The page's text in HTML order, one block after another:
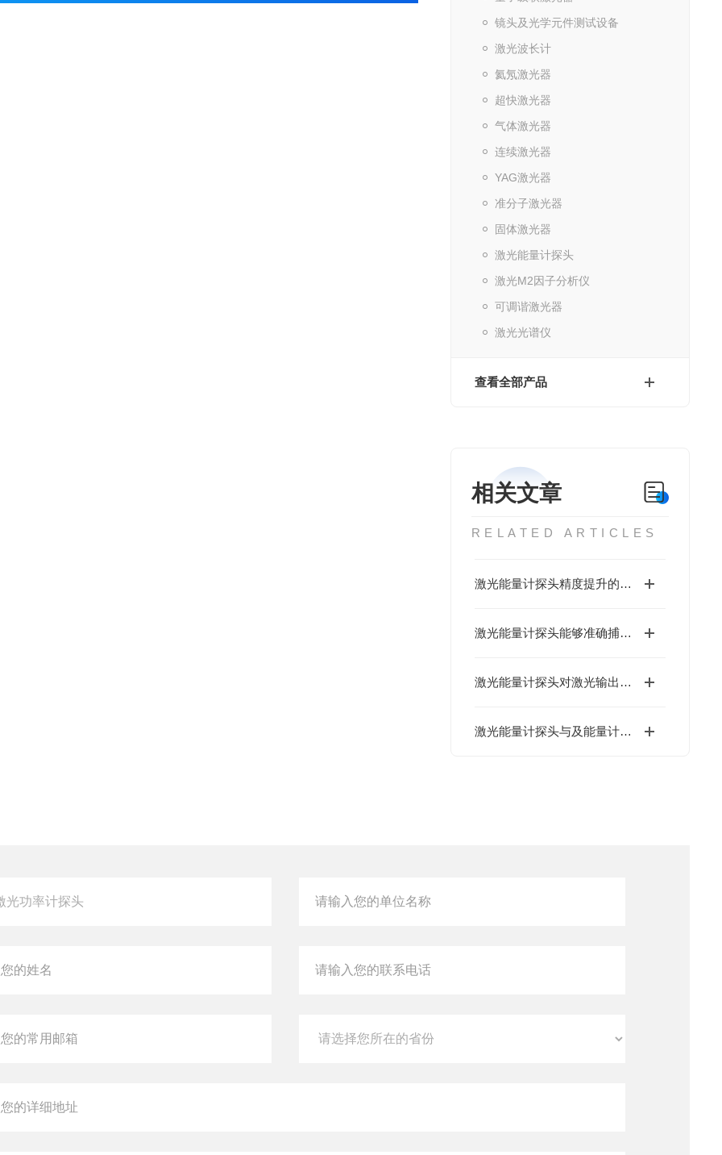
镜头及光学元件测试设备
激光波长计
氦氖激光器
超快激光器
气体激光器
连续激光器
YAG激光器
准分子激光器
固体激光器
激光能量计探头
激光M2因子分析仪
可调谐激光器
激光光谱仪
查看全部产品
相关文章
RELATED ARTICLES
激光能量计探头精度提升的关键技术与挑战
激光能量计探头能够准确捕捉激光束的能量分布
激光能量计探头对激光输出能量的测量和控制起着重要作用
激光能量计探头与及能量计有何区别？